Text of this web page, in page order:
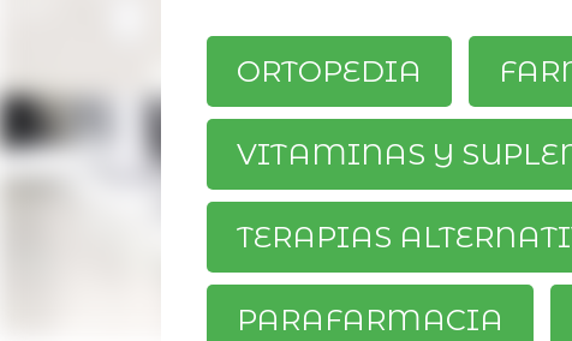
ORTOPEDIA
VITAMINAS Y
TERAPIAS
PARAFARMACIA